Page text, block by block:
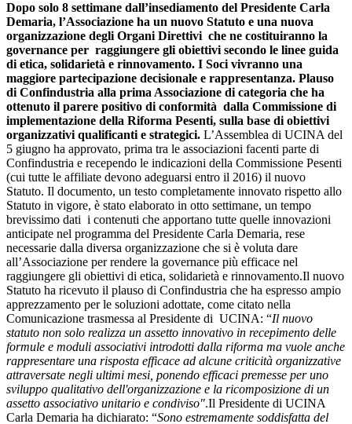
Dopo solo 8 settimane dall’insediamento del Presidente Carla
Demaria, l’Associazione ha un nuovo Statuto e una nuova
organizzazione degli Organi Direttivi che ne costituiranno la
governance per raggiungere gli obiettivi secondo le linee guida
di etica, solidarietà e rinnovamento. I Soci vivranno una
maggiore partecipazione decisionale e rappresentanza. Plauso
di Confindustria alla prima Associazione di categoria che ha
ottenuto il parere positivo di conformità dalla Commissione di
implementazione della Riforma Pesenti, sulla base di obiettivi
organizzativi qualificanti e strategici. L’Assemblea di UCINA del
5 giugno ha approvato, prima tra le associazioni facenti parte di
Confindustria e recependo le indicazioni della Commissione Pesenti
(cui tutte le affiliate devono adeguarsi entro il 2016) il nuovo
Statuto. Il documento, un testo completamente innovato rispetto allo
Statuto in vigore, è stato elaborato in otto settimane, un tempo
brevissimo dati i contenuti che apportano tutte quelle innovazioni
anticipate nel programma del Presidente Carla Demaria, rese
necessarie dalla diversa organizzazione che si è voluta dare
all’Associazione per rendere la governance più efficace nel
raggiungere gli obiettivi di etica, solidarietà e rinnovamento.Il nuovo
Statuto ha ricevuto il plauso di Confindustria che ha espresso ampio
apprezzamento per le soluzioni adottate, come citato nella
Comunicazione trasmessa al Presidente di UCINA: “Il nuovo
statuto non solo realizza un assetto innovativo in recepimento delle
formule e moduli associativi introdotti dalla riforma ma vuole anche
rappresentare una risposta efficace ad alcune criticità organizzative
attraversate negli ultimi mesi, ponendo efficaci premesse per uno
sviluppo qualitativo dell'organizzazione e la ricomposizione di un
assetto associativo unitario e condiviso".Il Presidente di UCINA
Carla Demaria ha dichiarato: “Sono estremamente soddisfatta del